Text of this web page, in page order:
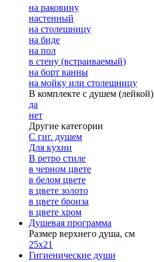
на раковину
настенный
на столешницу
на биде
на пол
в стену (встраиваемый)
на борт ванны
на мойку или столешницу
В комплекте с душем (лейкой)
да
нет
Другие категории
С гиг. душем
Для кухни
В ретро стиле
в черном цвете
в белом цвете
в цвете золото
в цвете бронза
в цвете хром
Душевая программа
Размер верхнего душа, см
25х21
Гигиенические души